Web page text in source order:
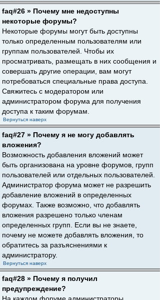
faq#26 » Почему мне недоступны
некоторые форумы?
Некоторые форумы могут быть доступны
только определенным пользователям или
группам пользователей. Чтобы их
просматривать, размещать в них сообщения и
совершать другие операции, вам могут
потребоваться специальные права доступа.
Свяжитесь с модератором или
администратором форума для получения
доступа к таким форумам.
Вернуться наверх
faq#27 » Почему я не могу добавлять
вложения?
Возможность добавления вложений может
быть организована на уровне форумов, групп
пользователей или отдельных пользователей.
Администратор форума может не разрешить
добавление вложений в определенных
форумах. Также возможно, что добавлять
вложения разрешено только членам
определенных групп. Если вы не знаете,
почему не можете добавлять вложения, то
обратитесь за разъяснениями к
администратору.
Вернуться наверх
faq#28 » Почему я получил
предупреждение?